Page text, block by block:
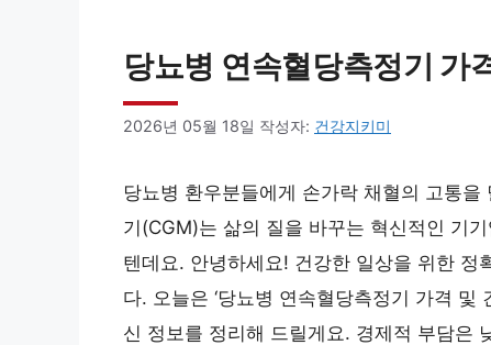
당뇨병 연속혈당측정기 가
2026년 05월 18일 작성자: 건강지키미
당뇨병 환우분들에게 손가락 채혈의 고통
기(CGM)는 삶의 질을 바꾸는 혁신적인 기
텐데요. 안녕하세요! 건강한 일상을 위한 정
다. 오늘은 ‘당뇨병 연속혈당측정기 가격
신 정보를 정리해 드릴게요. 경제적 부담은